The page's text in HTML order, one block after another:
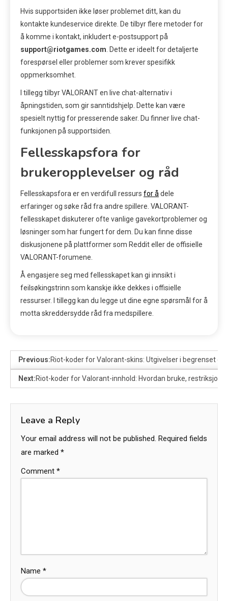
Hvis supportsiden ikke løser problemet ditt, kan du
kontakte kundeservice direkte. De tilbyr flere metoder for
å komme i kontakt, inkludert e-postsupport på
support@riotgames.com. Dette er ideelt for detaljerte
forespørsel eller problemer som krever spesifikk
oppmerksomhet.
I tillegg tilbyr VALORANT en live chat-alternativ i
åpningstiden, som gir sanntidshjelp. Dette kan være
spesielt nyttig for presserende saker. Du finner live chat-
funksjonen på supportsiden.
Fellesskapsfora for
brukeropplevelser og råd
Fellesskapsfora er en verdifull ressurs for ådele
erfaringer og søke råd fra andre spillere. VALORANT-
fellesskapet diskuterer ofte vanlige gavekortproblemer og
løsninger som har fungert for dem. Du kan finne disse
diskusjonene på plattformer som Reddit eller de offisielle
VALORANT-forumene.
Å engasjere seg med fellesskapet kan gi innsikt i
feilsøkingstrinn som kanskje ikke dekkes i offisielle
ressurser. I tillegg kan du legge ut dine egne spørsmål for å
motta skreddersydde råd fra medspillere.
Previous:Riot-koder for Valorant-skins: Utgivelser i begrenset
Next:Riot-koder for Valorant-innhold: Hvordan bruke,
Leave a Reply
Your email address will not be published. Required fields
are marked *
Comment *
Name *